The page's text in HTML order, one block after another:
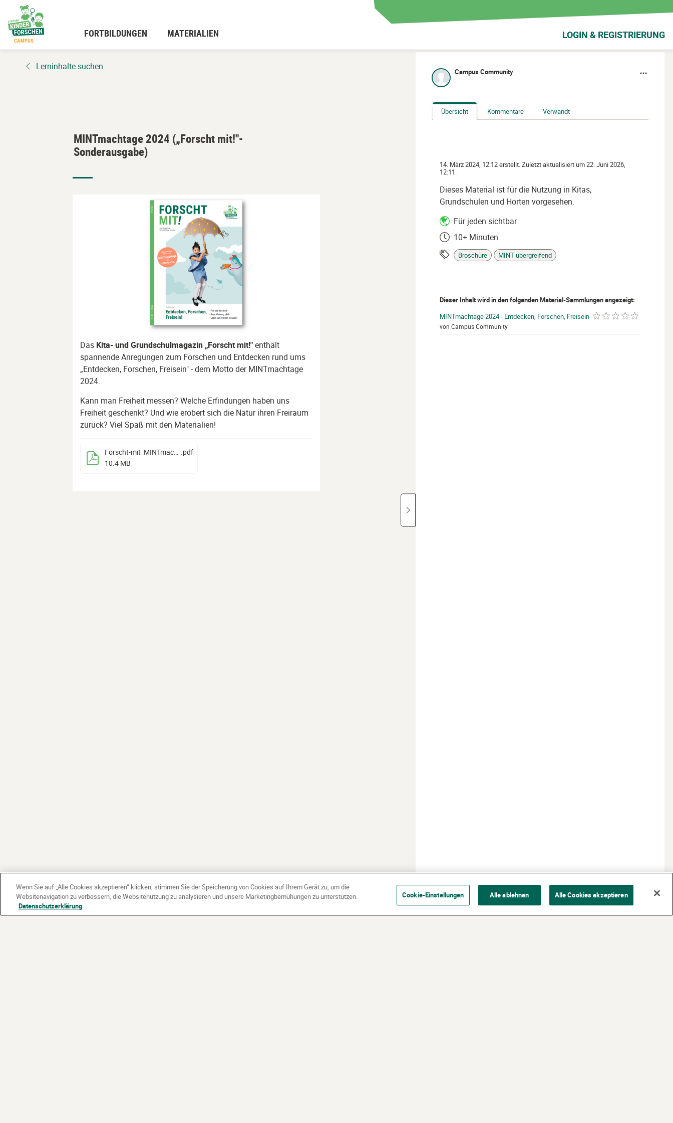
Hauptinhalt
wechseln
FORTBILDUNGEN MATERIALIEN LOGIN & REGISTRIERUNG
Lerninhalte suchen
MINTmachtage 2024 („Forscht mit!"-
Sonderausgabe)
Das Kita- und Grundschulmagazin „Forscht mit!"enthält
spannende Anregungen zum Forschen und Entdecken rund ums
„Entdecken, Forschen, Freisein" - dem Motto der MINTmachtage
2024.
Kann man Freiheit messen? Welche Erfindungen haben uns
Freiheit geschenkt? Und wie erobert sich die Natur ihren Freiraum
zurück? Viel Spaß mit den Materialien!
Forscht-mit_MINTmachtage_2024 .pdf
10.4 MB
Campus Community
Übersicht Kommentare Verwandt
14. März 2024, 12:12 erstellt. Zuletzt aktualisiert um 22. Juni 2026,
12:11.
Dieses Material ist für die Nutzung in Kitas,
Grundschulen und Horten vorgesehen.
Für jeden sichtbar
Zeit 10+ Minuten
Tags Broschüre MINT übergreifend
Dieser Inhalt wird in den folgenden Material-Sammlungen angezeigt:
MINTmachtage 2024 - Entdecken, Forschen, Freisein mit 0 von 5 Sternen
von Campus Community
Wenn Sie auf „Alle Cookies akzeptieren“ klicken, stimmen Sie der Speicherung von Cookies auf Ihrem Gerät zu, um die
Websitenavigation zu verbessern, die Websitenutzung zu analysieren und unsere Marketingbemühungen zu unterstützen.
Datenschutzerklärung
Cookie-Einstellungen Alle ablehnen Alle Cookies akzeptieren